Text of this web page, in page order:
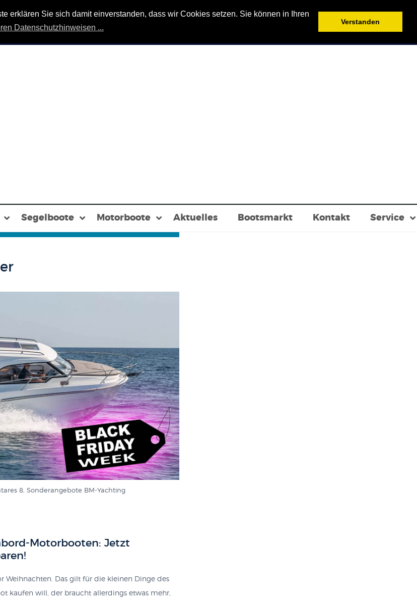
erklären Sie sich damit einverstanden, dass wir Cookies setzen. Sie können in Ihren
Datenschutzhinweisen ...
Verstanden
Excess 13
Excess 14
Segelboote
First 36
First 30
First 24
First 18
First 14
First 18 SE
First 14 SE
Motorboote
Turismo 40
Turismo 35 Swift Trawler 48
Swift Trawler 41 Fly
Swift Trawler 41
Swift Trawler 37 Sedan
Swift Trawler 37 Fly
Aktuelles Bootsmarkt Kontakt Service
8, Sonderangebote BM-Yachting
Motorbooten: Jetzt
Weihnachten. Das gilt für die kleinen Dinge des
kaufen will, der braucht allerdings etwas mehr,